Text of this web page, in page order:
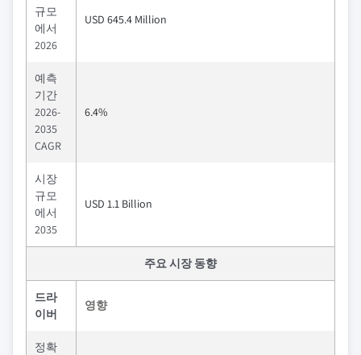
규모
에서
2026
USD 645.4 Million
예측
기간
2026-
2035
CAGR
6.4%
시장
규모
에서
2035
USD 1.1 Billion
주요 시장 동향
드라
이버
영향
정확